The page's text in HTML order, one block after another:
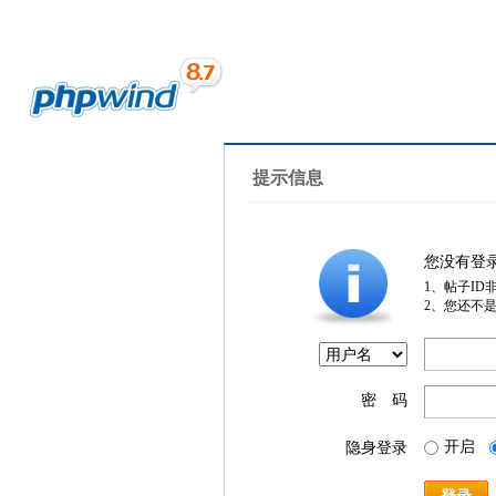
提示信息
您没有登
1、帖子ID
2、您还不
密 码
隐身登录 开启